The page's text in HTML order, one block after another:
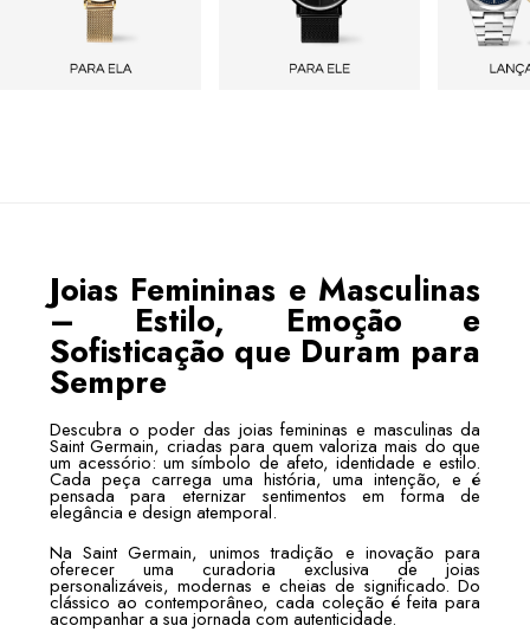
Joias Femininas e Masculinas
– Estilo, Emoção e
Sofisticação que Duram para
Sempre
Descubra o poder das joias femininas e masculinas da
Saint Germain, criadas para quem valoriza mais do que
um acessório: um símbolo de afeto, identidade e estilo.
Cada peça carrega uma história, uma intenção, e é
pensada para eternizar sentimentos em forma de
elegância e design atemporal.
Na Saint Germain, unimos tradição e inovação para
oferecer uma curadoria exclusiva de joias
personalizáveis, modernas e cheias de significado. Do
clássico ao contemporâneo, cada coleção é feita para
acompanhar a sua jornada com autenticidade.